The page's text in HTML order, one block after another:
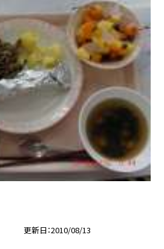
更新日 2010/08/13